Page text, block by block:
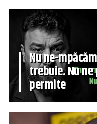
Nu ne-
trebuie. Nu
permite